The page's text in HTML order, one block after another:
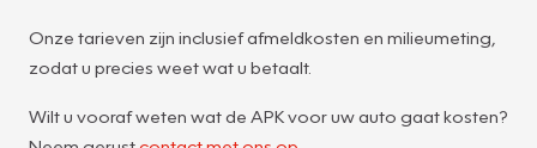
Onze tarieven zijn inclusief afmeldkosten en milieumeting,
zodat u precies weet wat u betaalt.
Wilt u vooraf weten wat de APK voor uw auto gaat kosten?